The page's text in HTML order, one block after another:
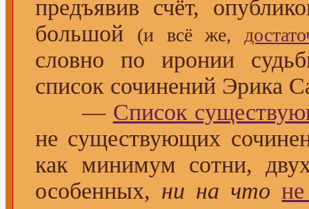
предъявив счёт,
большой
(и всё же,
словно по иронии
список сочинений Эрика
— Список
не существующих
как минимум сотни,
особенных, ни на что